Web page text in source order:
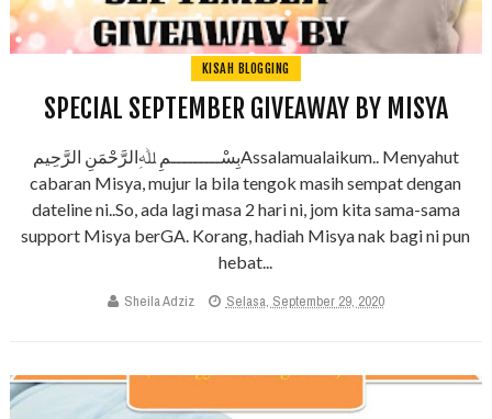
KISAH BLOGGING
SPECIAL SEPTEMBER GIVEAWAY BY MISYA
بِسْـــــــــمِ ﷲِالرَّحْمَنِ الرَّحِيمAssalamualaikum.. Menyahut
cabaran Misya, mujur la bila tengok masih sempat dengan
dateline ni..So, ada lagi masa 2 hari ni, jom kita sama-sama
support Misya berGA. Korang, hadiah Misya nak bagi ni pun
hebat...
Sheila Adziz Selasa, September 29, 2020